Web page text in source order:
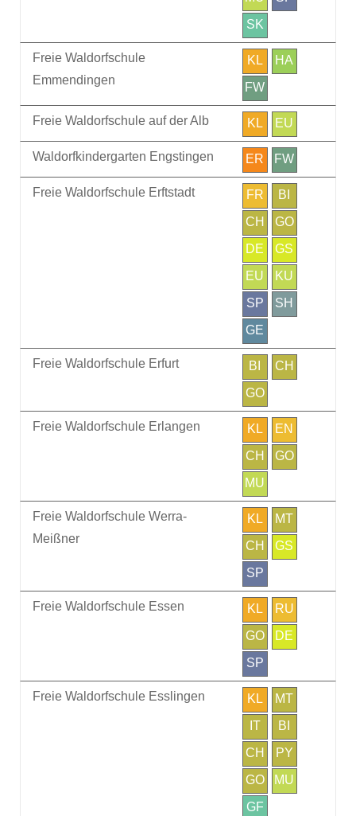
SK
Freie Waldorfschule
Emmendingen
KL
HA
FW
Freie Waldorfschule auf der Alb KL EU
Waldorfkindergarten Engstingen ER FW
Freie Waldorfschule Erftstadt FR
BI
CH
GO
DE
GS
EU
KU
SP
SH
GE
Freie Waldorfschule Erfurt BI
CH
GO
Freie Waldorfschule Erlangen KL
EN
CH
GO
MU
Freie Waldorfschule Werra-
Meißner
KL
MT
CH
GS
SP
Freie Waldorfschule Essen KL
RU
GO
DE
SP
Freie Waldorfschule Esslingen KL
MT
IT
BI
CH
PY
GO
MU
GF